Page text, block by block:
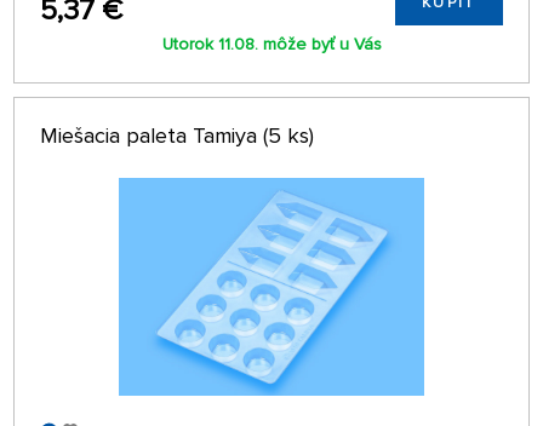
5,37 €
Utorok 11.08. môže byť u Vás
Miešacia paleta Tamiya (5 ks)